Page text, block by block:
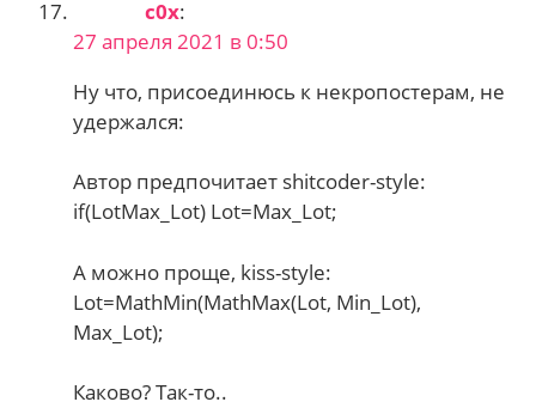
c0x:
27 апреля 2021 в 0:50
Ну что, присоединюсь к некропостерам, не
удержался:
Автор предпочитает shitcoder-style:
if(LotMax_Lot) Lot=Max_Lot;
А можно проще, kiss-style:
Lot=MathMin(MathMax(Lot, Min_Lot),
Max_Lot);
Каково? Так-то..